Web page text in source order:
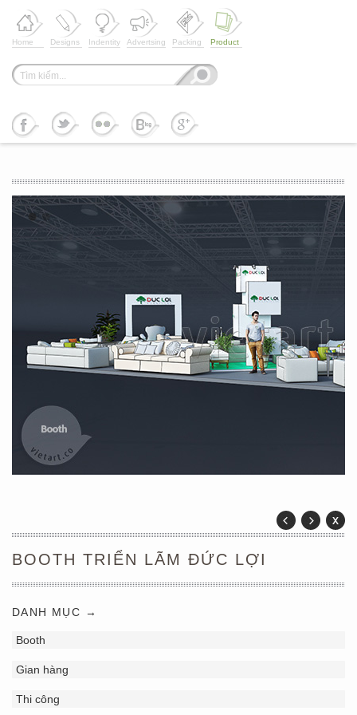
Home Designs Indentity Advertsing Packing Product
BOOTH TRIỂN LÃM ĐỨC LỢI
DANH MỤC →
Booth
Gian hàng
Thi công